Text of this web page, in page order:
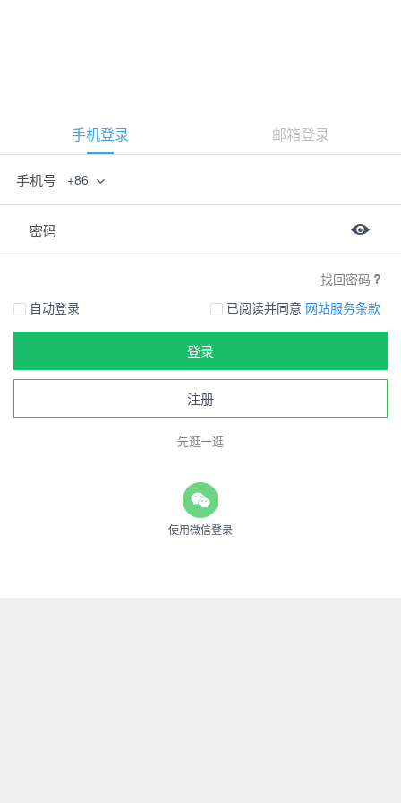
手机登录 邮箱登录
手机号 +86
密码
找回密码
自动登录
已阅读并同意 网站服务条款
登录
注册
先逛一逛
使用微信登录